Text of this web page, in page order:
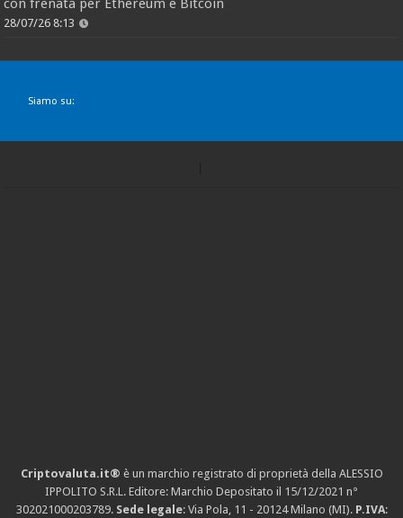
con frenata per Ethereum e Bitcoin
28/07/26 8:13
Siamo su:
Criptovaluta.it® è un marchio registrato di proprietà della ALESSIO
IPPOLITO S.R.L. Editore: Marchio Depositato il 15/12/2021 n°
302021000203789. Sede legale: Via Pola, 11 - 20124 Milano (MI). P.IVA: